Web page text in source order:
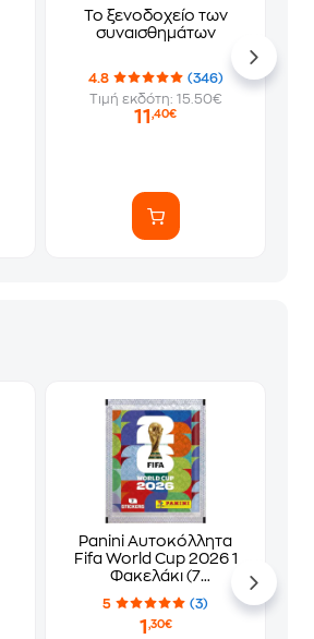
Το ξενοδοχείο των
συναισθημάτων
4.8
(346)
Τιμή εκδότη: 15.50€
11,40€
Panini Αυτοκόλλητα
Fifa World Cup 2026 1
Φακελάκι (7
Αυτοκόλλητα)
5 (3)
1 ,30€